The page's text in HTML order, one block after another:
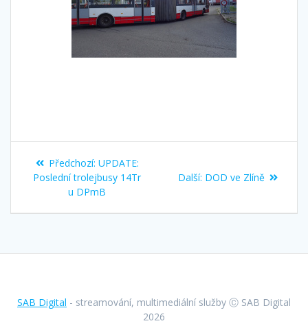
Navigace
pro
příspěvek
Předchozí: Předchozí
příspěvek:
UPDATE:
Poslední trolejbusy 14Tr
u DPmB
Další: Další
DOD ve Zlíně
SAB Digital - streamování, multimediální služby Ⓒ SAB Digital
2026